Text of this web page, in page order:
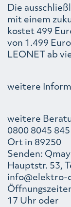
Die
mit einem
kostet 499
von 1.499
LEONET ab
weitere
weitere
0800 8045
Ort in 89250
Senden:
Hauptstr. 53,
info@elektro-
17 Uhr oder